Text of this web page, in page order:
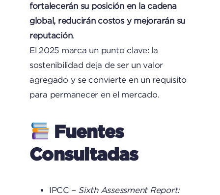
fortalecerán su posición en la cadena
global, reducirán costos y mejorarán su
reputación.
El 2025 marca un punto clave: la
sostenibilidad deja de ser un valor
agregado y se convierte en un requisito
para permanecer en el mercado.
Fuentes
Consultadas
IPCC – Sixth Assessment Report: